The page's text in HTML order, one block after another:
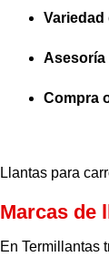
Asesoría
Compra
Llantas para
Marcas de
En Termillantas